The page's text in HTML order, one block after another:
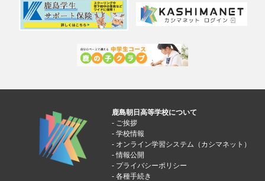
鹿島朝日高等学校について
ご挨拶
学校情報
オンライン学習システム（カシマネット）
情報公開
プライバシーポリシー
各種手続き